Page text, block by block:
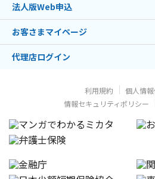
法人版Web申込
お客さまマイページ
代理店ログイン
利用規約
個人情
情報セキュリティポリシー